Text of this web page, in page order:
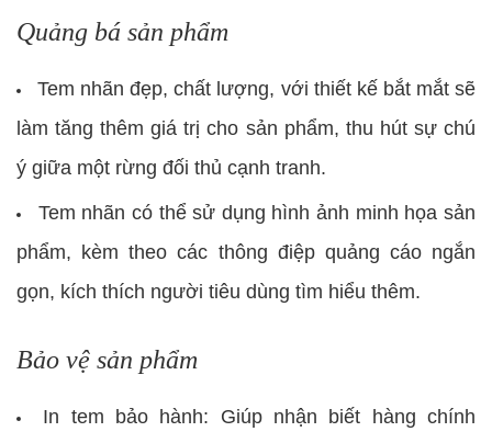
Quảng bá sản phẩm
Tem nhãn đẹp, chất lượng, với thiết kế bắt mắt sẽ
làm tăng thêm giá trị cho sản phẩm, thu hút sự chú
ý giữa một rừng đối thủ cạnh tranh.
Tem nhãn có thể sử dụng hình ảnh minh họa sản
phẩm, kèm theo các thông điệp quảng cáo ngắn
gọn, kích thích người tiêu dùng tìm hiểu thêm.
Bảo vệ sản phẩm
In tem bảo hành: Giúp nhận biết hàng chính